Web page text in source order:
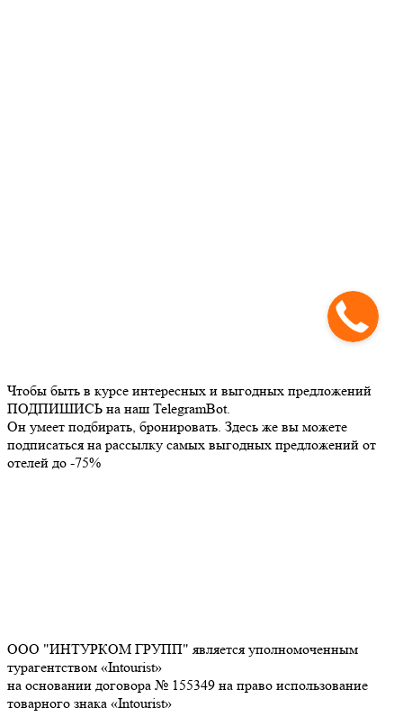
Чтобы быть в курсе интересных и выгодных предложений
ПОДПИШИСЬ на наш TelegramBot.
Он умеет подбирать, бронировать. Здесь же вы можете
подписаться на рассылку самых выгодных предложений от
отелей до -75%
ООО "ИНТУРКОМ ГРУПП" является уполномоченным
турагентством «Intourist»
на основании договора № 155349 на право использование
товарного знака «Intourist»